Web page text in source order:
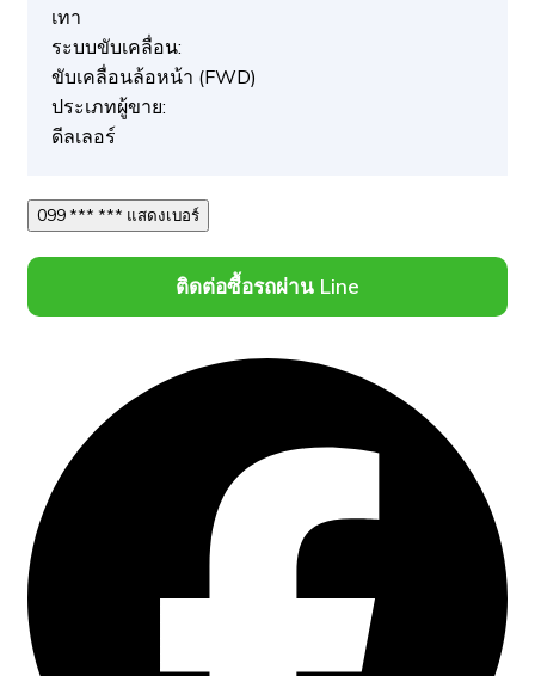
เทา
ระบบขับเคลื่อน:
ขับเคลื่อนล้อหน้า (FWD)
ประเภทผู้ขาย:
ดีลเลอร์
099 *** *** แสดงเบอร์
ติดต่อซื้อรถผ่าน Line